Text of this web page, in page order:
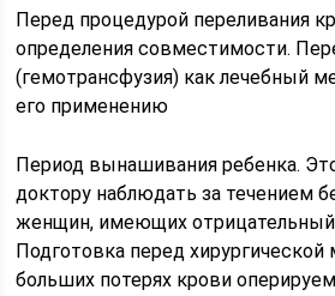
Перед процедурой переливания
определения совместимости.
(гемотрансфузия) как лечебный
его применению
Период вынашивания ребенка.
доктору наблюдать за течением
женщин, имеющих отрицательный
Подготовка перед хирургической
больших потерях крови